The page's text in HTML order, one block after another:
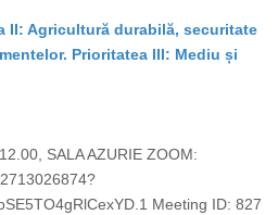
II: Agricultură durabilă, securitate
Prioritatea III: Mediu și
SALA AZURIE ZOOM:
Meeting ID: 827